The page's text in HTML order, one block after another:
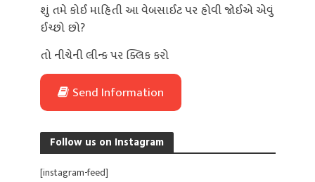
શું તમે કોઈ માહિતી આ વેબસાઈટ પર હોવી જોઈએ એવું
ઈચ્છો છો?
તો નીચેની લીન્ક પર ક્લિક કરો
Send Information
Follow us on Instagram
[instagram-feed]